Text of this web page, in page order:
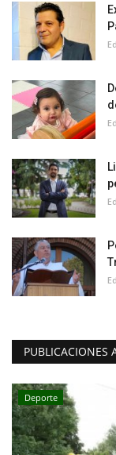
PUBLICACIONES
Deporte